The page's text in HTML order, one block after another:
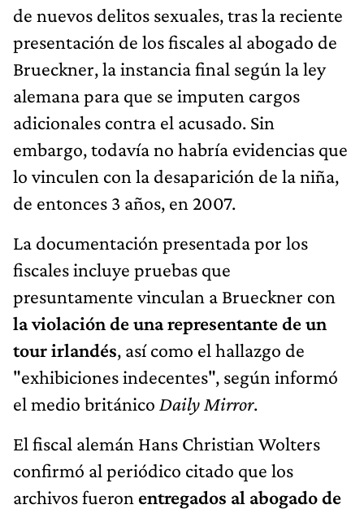
de nuevos delitos sexuales, tras la reciente
presentación de los fiscales al abogado de
Brueckner, la instancia final según la ley
alemana para que se imputen cargos
adicionales contra el acusado. Sin
embargo, todavía no habría evidencias que
lo vinculen con la desaparición de la niña,
de entonces 3 años, en 2007.
La documentación presentada por los
fiscales incluye pruebas que
presuntamente vinculan a Brueckner con
la violación de una representante de un
tour irlandés, así como el hallazgo de
"exhibiciones indecentes", según informó
el medio británico Daily Mirror.
El fiscal alemán Hans Christian Wolters
confirmó al periódico citado que los
archivos fueron entregados al abogado de